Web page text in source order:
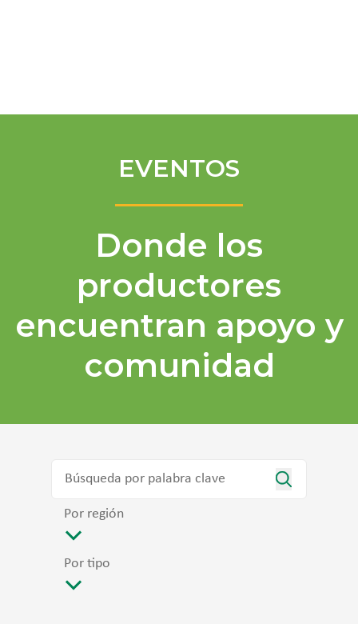
EVENTOS
Donde los
productores
encuentran apoyo y
comunidad
Por región
Por tipo